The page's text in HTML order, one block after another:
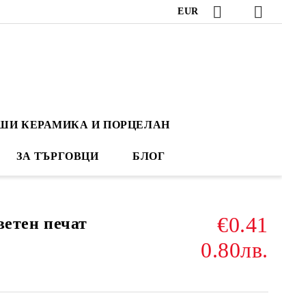
EUR
КЕРАМИКА И ПОРЦЕЛАН
ЗА ТЪРГОВЦИ БЛОГ
печат
€0.41
0.80лв.